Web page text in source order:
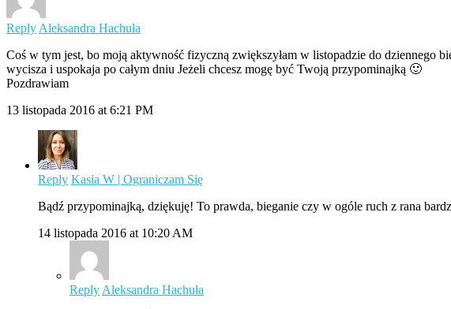
Reply Aleksandra Hachuła
Coś w tym jest, bo moją aktywność fizyczną zwiększyłam w listopadzie do dziennego
wycisza i uspokaja po całym dniu Jeżeli chcesz mogę być Twoją przypominajką 🙂
Pozdrawiam
13 listopada 2016 at 6:21 PM
Reply Kasia W | Ograniczam Się
Bądź przypominajką, dziękuję! To prawda, bieganie czy w ogóle ruch z rana
14 listopada 2016 at 10:20 AM
Reply Aleksandra Hachuła